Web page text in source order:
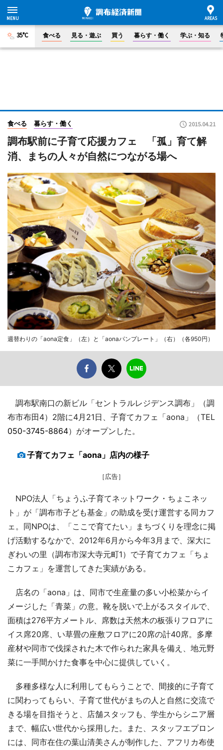
35°C 食べる 見る・遊ぶ 買う 暮らす・働く 学ぶ・知る
食べる 暮らす・働く 2015.04.21
調布駅前に子育て応援カフェ 「孤」育て解
消、まちの人々が自然につながる場へ
週替わりの「aona定食」（左）と「aonaパンプレート」（右）（各950円）
調布駅南口の新ビル「セントラルレジデンス調布」（調
布市布田4）2階に4月21日、子育てカフェ「aona」（TEL
050-3745-8864）がオープンした。
子育てカフェ「aona」店内の様子
［広告］
NPO法人「ちょうふ子育てネットワーク・ちょこネッ
ト」が「調布市子ども基金」の助成を受け運営する同カフ
ェ。同NPOは、「ここで育てたい」まちづくりを理念に掲
げ活動するなかで、2012年6月から今年3月まで、深大に
ぎわいの里（調布市深大寺元町1）で子育てカフェ「ちょ
こカフェ」を運営してきた実績がある。
店名の「aona」は、同市で生産量の多い小松菜からイ
メージした「青菜」の意。靴を脱いで上がるスタイルで、
面積は276平方メートル、席数は天然木の板張りフロアに
イス席20席、い草畳の座敷フロアに20席の計40席。多摩
産材や同市で伐採された木で作られた家具を備え、地元野
菜に一手間かけた食事を中心に提供していく。
多種多様な人に利用してもらうことで、間接的に子育て
に関わってもらい、子育て世代がまちの人と自然に交流で
きる場を目指そうと、店舗スタッフも、学生からシニア層
まで、幅広い世代から採用した。また、スタッフエプロン
には、同市在住の葉山清美さんが制作した、アフリカ布使